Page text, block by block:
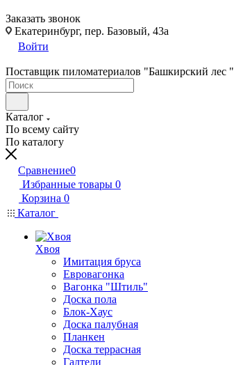
Заказать звонок
Екатеринбург, пер. Базовый, 43а
Войти
Поставщик пиломатериалов "Башкирский лес "
Каталог
По всему сайту
По каталогу
Сравнение0
Избранные товары 0
Корзина 0
Каталог
Хвоя
Имитация бруса
Евровагонка
Вагонка "Штиль"
Доска пола
Блок-Хаус
Доска палубная
Планкен
Доска террасная
Галтели